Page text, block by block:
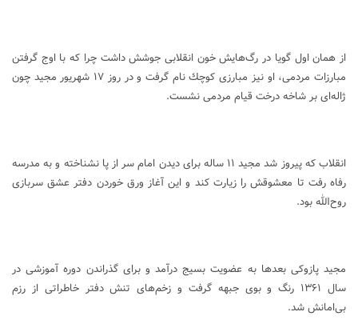
از همان اول گويا در رگ‌هايش خون انقلابی جوشش داشت چرا كه با اوج گرفتن
مبارزات مردمی، او نيز مبارزی كوچك نام گرفت و در روز ۱۷ شهريور مجيد چون
ژاله‌ای بر شاخه درخت قيام مردمی نشست.
انقلاب كه پيروز شد مجيد ۱۱ ساله برای ديدن امام سر از پا نشناخته و به مدرسه
رفاه رفت تا معشوقش را زيارت كند و اين آغاز ورق خوردن دفتر عشق سربازی
روح‌الله بود.
مجيد پازوكی بعدها به عضويت بسيج درآمد و برای گذراندن دوره آموزشی در
سال ۱۳۶۱ رنگ و بوی جبهه گرفت و زخم‌های تنش دفتر خاطراتی از رزم
بی‌امانش شد.